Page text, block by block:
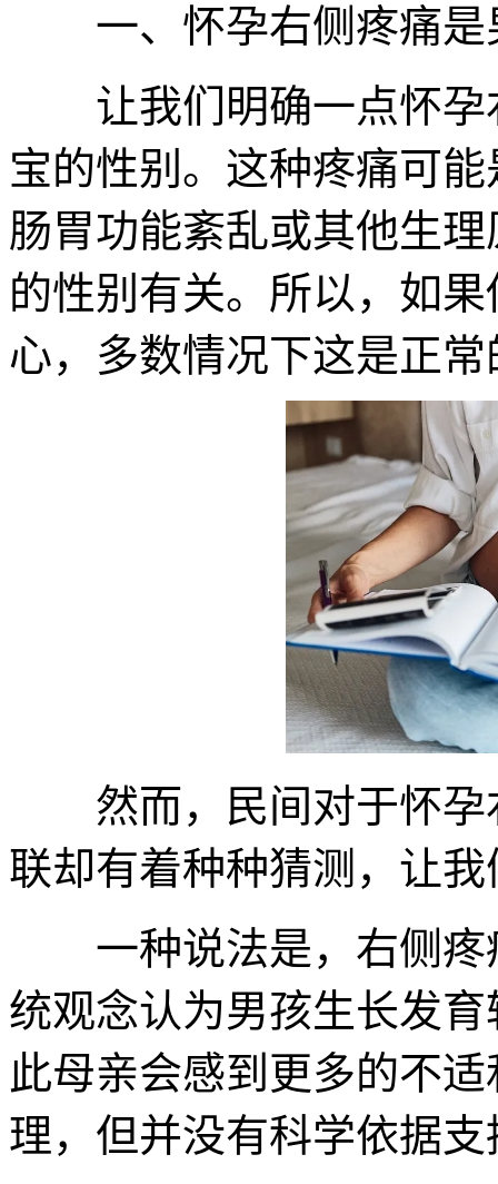
一、怀孕右侧疼痛是
让我们明确一点怀孕
宝的性别。这种疼痛可
肠胃功能紊乱或其他生
的性别有关。所以，如
心，多数情况下这是正
然而，民间对于怀孕
联却有着种种猜测，让
一种说法是，右侧疼
统观念认为男孩生长发
此母亲会感到更多的不
理，但并没有科学依据支